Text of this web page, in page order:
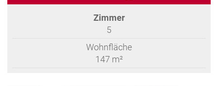
Zimmer
5
Wohnfläche
147 m²